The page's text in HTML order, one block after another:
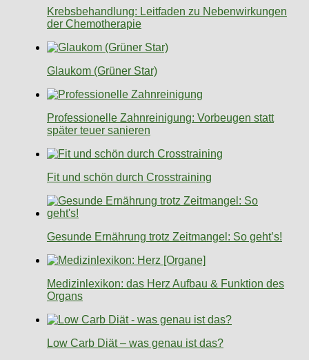
Krebsbehandlung: Leitfaden zu Nebenwirkungen
der Chemotherapie
Glaukom (Grüner Star)
Professionelle Zahnreinigung: Vorbeugen statt
später teuer sanieren
Fit und schön durch Crosstraining
Gesunde Ernährung trotz Zeitmangel: So geht’s!
Medizinlexikon: das Herz Aufbau & Funktion des
Organs
Low Carb Diät – was genau ist das?